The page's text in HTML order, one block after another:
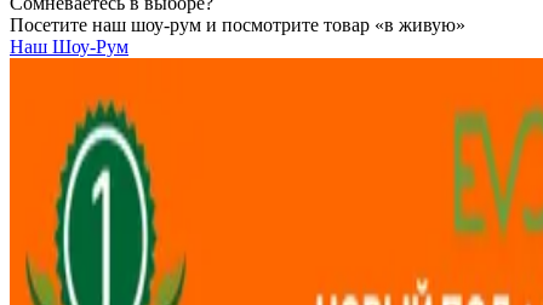
Посетите наш шоу-рум и посмотрите товар «в живую»
Наш Шоу-Рум